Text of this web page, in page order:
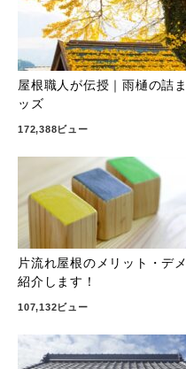
屋根職人が伝授｜雨樋の詰
ッズ
172,388ビュー
片流れ屋根のメリット・デ
紹介します！
107,132ビュー